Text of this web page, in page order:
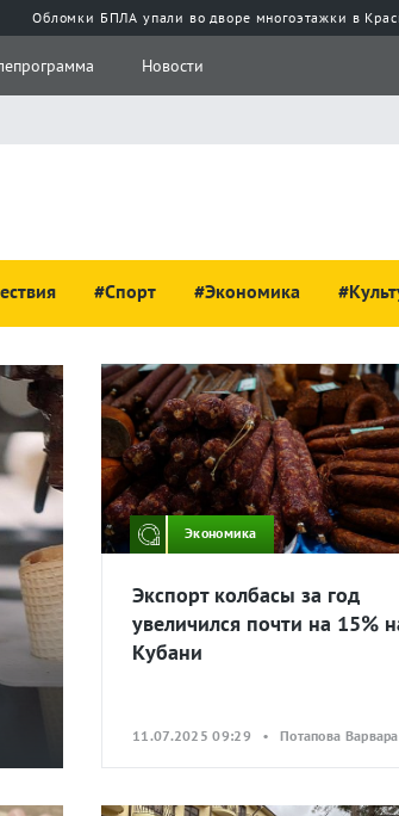
Обломки БПЛА упали во дворе многоэтажки в
Новости
#Спорт #Экономика
Экономика
Экспорт колбасы за год
увеличился почти на 15%
Кубани
11.07.2025 09:29 • Потапова Варвара